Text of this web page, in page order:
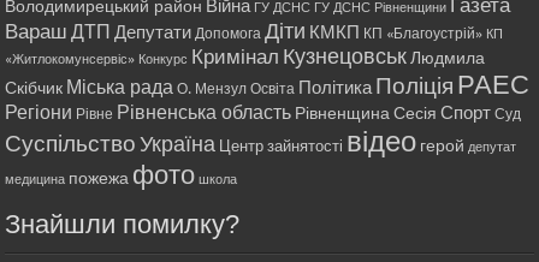
Володимирецький район Війна ГУ ДСНС ГУ ДСНС Рівненщини Газета
Вараш ДТП Депутати Допомога Діти КМКП КП «Благоустрій» КП
«Житлокомунсервіс» Конкурс Кримінал Кузнецовськ Людмила
Скібчик Міська рада О. Мензул Освіта ПолітикаПоліція РАЕС
Регіони Рівне Рівненська область Рівненщина Сесія Спорт Суд
Суспільство Україна Центр зайнятості відео герой депутат
медицина пожежа фото школа
Знайшли помилку?